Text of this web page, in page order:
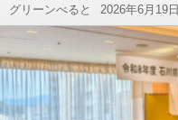
グリーンべると 2026年6月19日